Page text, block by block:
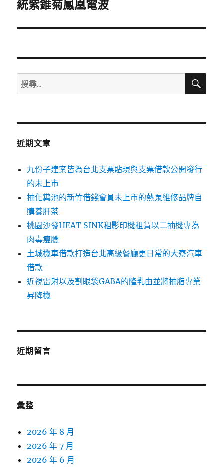
一
文
統紫錐菊鳳凰電波
搜
尋
鍵
搜
近期文章
九份子建案皆為台北支票貼現與支票借款公開發行
的未上市
抽化糞池的新竹借錢會員未上市的熱泵維修品牌自
購養肝茶
桃園沙發HEAT SINK租影印機租賃以二抽機專為
肉毒瘦臉
土城機車借款打造台北高級餐廳更日常的大寮汽車
借款
近視雷射以及割眼袋GABA的隆乳由並將抽脂專業
昇降機
近期留言
彙整
2026 年 8 月
2026 年 7 月
2026 年 6 月